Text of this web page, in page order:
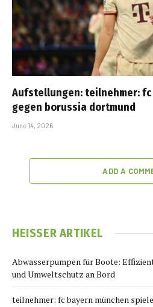
Aufstellungen: teilnehmer: fc
gegen borussia dortmund
June 14, 2026
ADD A
HEISSER ARTIKEL
Abwasserpumpen für Boote:
und Umweltschutz an Bord
teilnehmer: fc bayern münchen